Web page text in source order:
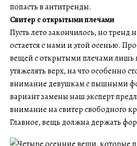
попасть в антитренды.
Свитер с открытыми плечами
Пусть лето закончилось, но тренд
остается с нами и этой осенью.
вещей с открытыми плечами лишь
утяжелять верх, на что особенно
внимание девушкам с пышными
вариант замены наш эксперт
внимание на свитер свободного
Главное, вещь должна держать